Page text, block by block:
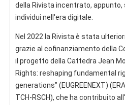
della Rivista incentrato, appunto,
individui nell'era digitale.
Nel 2022 la Rivista è stata
grazie al cofinanziamento della
il progetto della Cattedra Jean
Rights: reshaping fundamental
generations" (EUGREENEXT)
TCH-RSCH), che ha contribuito